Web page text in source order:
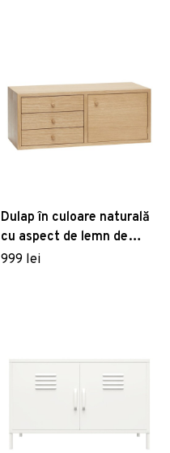
Dulap în culoare naturală
cu aspect de lemn de
stejar suspendat 50x20
999 lei